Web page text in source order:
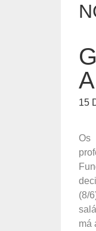
15
Os
(8/
má